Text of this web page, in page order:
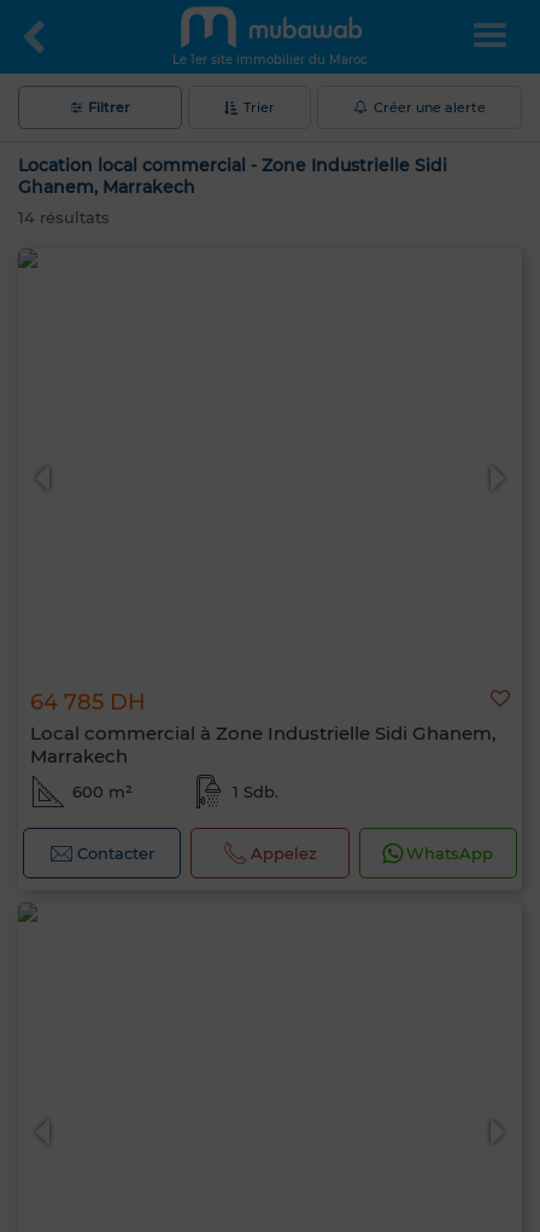
Le 1er site immobilier du Maroc
Filtrer Trier Créer une alerte
Location local commercial - Zone Industrielle Sidi
Ghanem, Marrakech
14 résultats
64 785 DH
Local commercial à Zone Industrielle Sidi Ghanem,
Marrakech
600 m² 1 Sdb.
Contacter Appelez WhatsApp